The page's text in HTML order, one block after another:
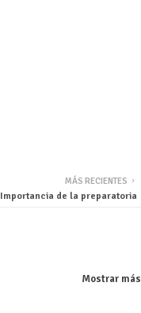
MÁS RECIENTES
Importancia de la preparatoria
Mostrar más